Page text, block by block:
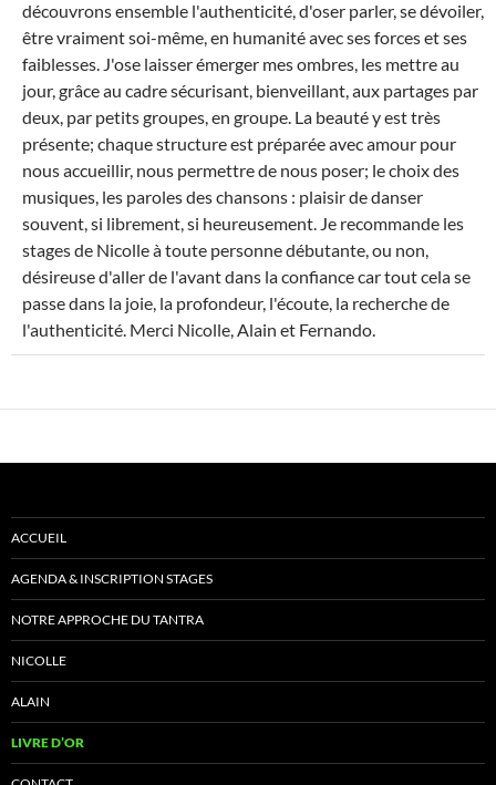
découvrons ensemble l'authenticité, d'oser parler, se dévoiler,
être vraiment soi-même, en humanité avec ses forces et ses
faiblesses. J'ose laisser émerger mes ombres, les mettre au
jour, grâce au cadre sécurisant, bienveillant, aux partages par
deux, par petits groupes, en groupe. La beauté y est très
présente; chaque structure est préparée avec amour pour
nous accueillir, nous permettre de nous poser; le choix des
musiques, les paroles des chansons : plaisir de danser
souvent, si librement, si heureusement. Je recommande les
stages de Nicolle à toute personne débutante, ou non,
désireuse d'aller de l'avant dans la confiance car tout cela se
passe dans la joie, la profondeur, l'écoute, la recherche de
l'authenticité. Merci Nicolle, Alain et Fernando.
ACCUEIL
AGENDA & INSCRIPTION STAGES
NOTRE APPROCHE DU TANTRA
NICOLLE
ALAIN
LIVRE D’OR